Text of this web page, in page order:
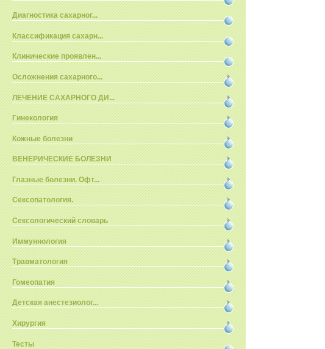
Диагностика сахарног...
Классификация сахарн...
Клинические проявлен...
Осложнения сахарного...
ЛЕЧЕНИЕ САХАРНОГО ДИ...
Гинекология
Кожные болезни
ВЕНЕРИЧЕСКИЕ БОЛЕЗНИ
Глазные болезни. Офт...
Сексопатология.
Сексологический словарь
Иммуннология
Травматология
Гомеопатия
Детская анестезиолог...
Хирургия
Тесты